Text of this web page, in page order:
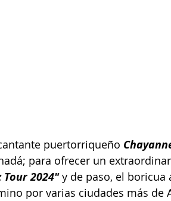
puertorriqueño
para ofrecer un
Tour 2024" y de paso, el boricua
por varias ciudades más de